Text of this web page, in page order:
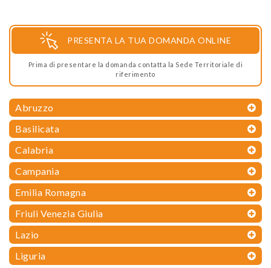
PRESENTA LA TUA DOMANDA ONLINE
Prima di presentare la domanda contatta la Sede Territoriale di
riferimento
Abruzzo
Basilicata
Calabria
Campania
Emilia Romagna
Friuli Venezia Giulia
Lazio
Liguria